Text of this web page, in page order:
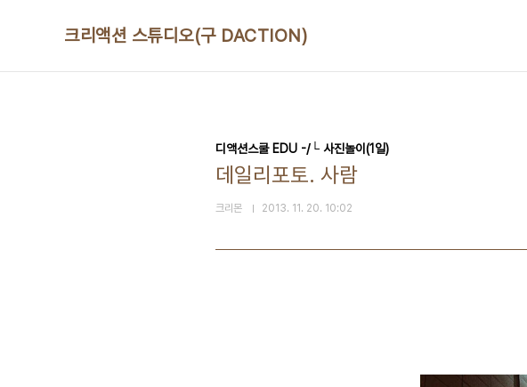
크리액션 스튜디오(구 DACTION)
디액션스쿨 EDU -/└ 사진놀이(1일)
데일리포토. 사람
크리몬 2013. 11. 20. 10:02